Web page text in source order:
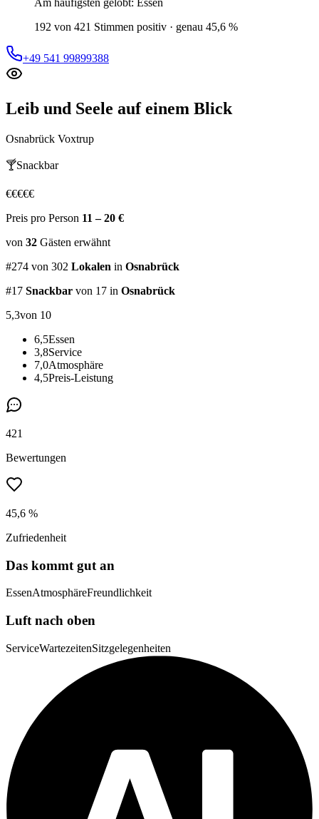
Am häufigsten gelobt: Essen
192 von 421 Stimmen positiv · genau 45,6 %
+49 541 99899388
Leib und Seele auf einem Blick
Osnabrück Voxtrup
🍸Snackbar
€€€€€
Preis pro Person 11 – 20 €
von 32 Gästen erwähnt
#274 von 302 Lokalen in Osnabrück
#17 Snackbar von 17 in Osnabrück
5,3von 10
6,5Essen
3,8Service
7,0Atmosphäre
4,5Preis-Leistung
421
Bewertungen
45,6 %
Zufriedenheit
Das kommt gut an
EssenAtmosphäreFreundlichkeit
Luft nach oben
ServiceWartezeitenSitzgelegenheiten